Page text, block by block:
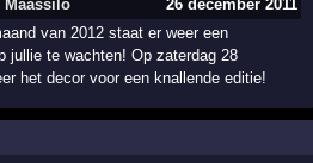
Maassilo
26 december 2011
van 2012 staat er weer een
jullie te wachten! Op zaterdag 28
het decor voor een knallende editie!